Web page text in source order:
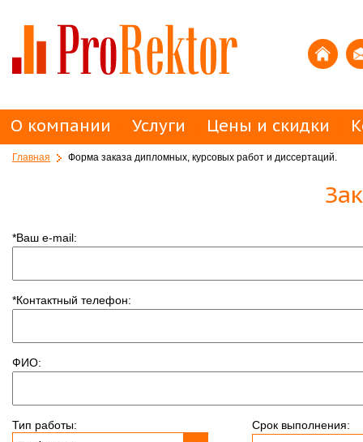
О компании Услуги Цены и скидки
Главная Форма заказа дипломных, курсовых работ и диссертаций.
*Ваш e-mail:
*Контактный телефон:
ФИО:
Тип работы: Срок выполнения: